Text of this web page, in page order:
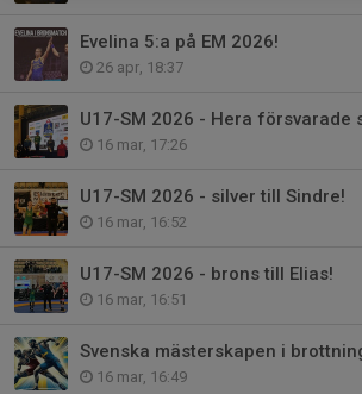
Evelina 5:a på EM 2026!
26 apr, 18:37
U17-SM 2026 - Hera försvarade
16 mar, 17:26
U17-SM 2026 - silver till Sindre!
16 mar, 16:52
U17-SM 2026 - brons till Elias!
16 mar, 16:51
Svenska mästerskapen i
16 mar, 16:49